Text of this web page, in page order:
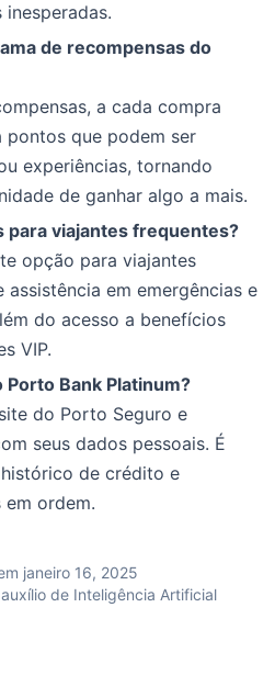
inesperadas.
de recompensas do
a cada compra
pontos que podem ser
experiências, tornando
de ganhar algo a mais.
para viajantes frequentes?
opção para viajantes
em emergências e
do acesso a benefícios
VIP.
Bank Platinum?
do Porto Seguro e
seus dados pessoais. É
de crédito e
ordem.
janeiro 16, 2025
de Inteligência Artificial